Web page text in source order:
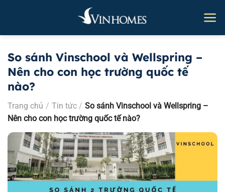
So sánh Vinschool và Wellspring –
Nên cho con học trường quốc tế
nào?
Trang chủ / Tin tức / So sánh Vinschool và Wellspring –
Nên cho con học trường quốc tế nào?